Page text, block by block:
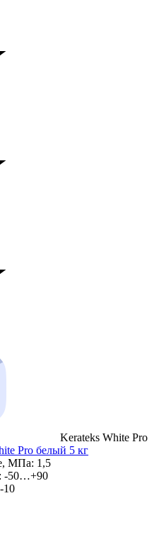
Kerateks White Pro
Pro белый 5 кг
МПа: 1,5
-50…+90
10